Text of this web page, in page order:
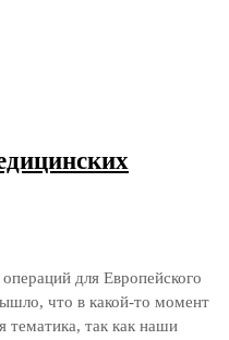
для Европейского
что в какой-то момент
тематика, так как наши